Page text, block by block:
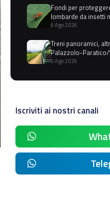
Fondi per
lombarde da insetti
6 Ago 2026
Treni panoramici,
Palazzolo-Paratico/
6 Ago 2026
Iscriviti ai nostri canali